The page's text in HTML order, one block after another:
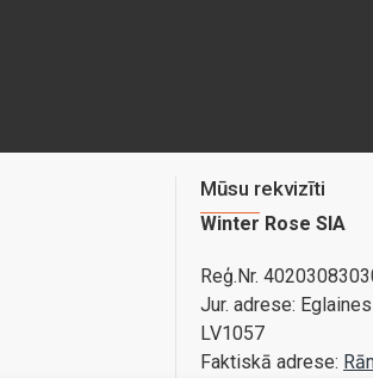
Mūsu rekvizīti
Winter Rose SIA
Reģ.Nr.
Jur. adrese:
LV1057
Faktiskā adrese: